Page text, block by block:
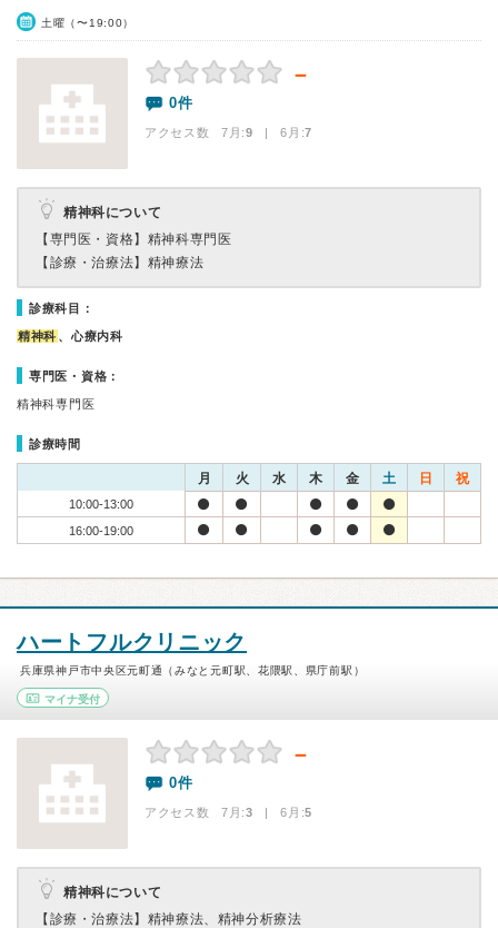
土曜（〜19:00）
－
0件
アクセス数 7月:9 | 6月:7
精神科について
【専門医・資格】 精神科専門医
【診療・治療法】 精神療法
診療科目：
精神科 、心療内科
専門医・資格：
精神科専門医
診療時間
月 火 水 木 金 土 日 祝
10:00-13:00
16:00-19:00
ハートフルクリニック
兵庫県神戸市中央区元町通（みなと元町駅、花隈駅、県庁前駅）
マイナ受付
－
0件
アクセス数 7月:3 | 6月:5
精神科について
【診療・治療法】 精神療法、精神分析療法